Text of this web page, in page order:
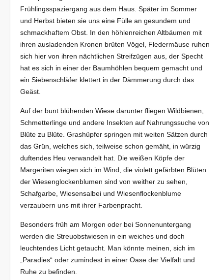
Frühlingsspaziergang aus dem Haus. Später im Sommer
und Herbst bieten sie uns eine Fülle an gesundem und
schmackhaftem Obst. In den höhlenreichen Altbäumen mit
ihren ausladenden Kronen brüten Vögel, Fledermäuse ruhen
sich hier von ihren nächtlichen Streifzügen aus, der Specht
hat es sich in einer der Baumhöhlen bequem gemacht und
ein Siebenschläfer klettert in der Dämmerung durch das
Geäst.
Auf der bunt blühenden Wiese darunter fliegen Wildbienen,
Schmetterlinge und andere Insekten auf Nahrungssuche von
Blüte zu Blüte. Grashüpfer springen mit weiten Sätzen durch
das Grün, welches sich, teilweise schon gemäht, in würzig
duftendes Heu verwandelt hat. Die weißen Köpfe der
Margeriten wiegen sich im Wind, die violett gefärbten Blüten
der Wiesenglockenblumen sind von weither zu sehen,
Schafgarbe, Wiesensalbei und Wiesenflockenblume
verzaubern uns mit ihrer Farbenpracht.
Besonders früh am Morgen oder bei Sonnenuntergang
werden die Streuobstwiesen in ein weiches und doch
leuchtendes Licht getaucht. Man könnte meinen, sich im
„Paradies“ oder zumindest in einer Oase der Vielfalt und
Ruhe zu befinden.